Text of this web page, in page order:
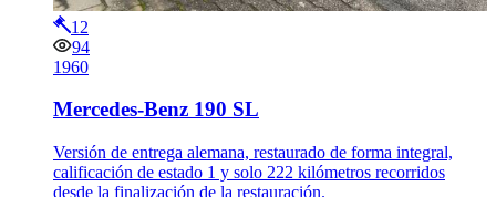
12
94
1960
Mercedes-Benz 190 SL
Versión de entrega alemana, restaurado de forma integral,
calificación de estado 1 y solo 222 kilómetros recorridos
desde la finalización de la restauración.